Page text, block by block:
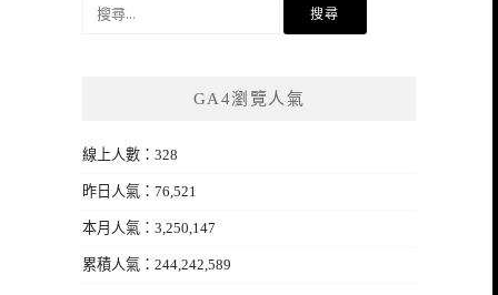
GA4瀏覽人氣
線上人數：328
昨日人氣：76,521
本月人氣：3,250,147
累積人氣：244,242,589